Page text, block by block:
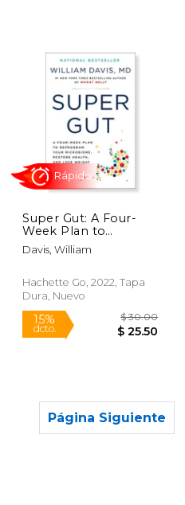
dcto.
Super Gut: A Four-
Week Plan to
Reprogram Your
Microbiome, Restore
Weight (en Inglés)
Davis, William
Hachette Go, 2022, Tapa
Dura, Nuevo
Página Siguiente